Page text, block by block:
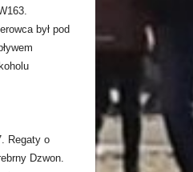
był pod
Regaty o
Dzwon.